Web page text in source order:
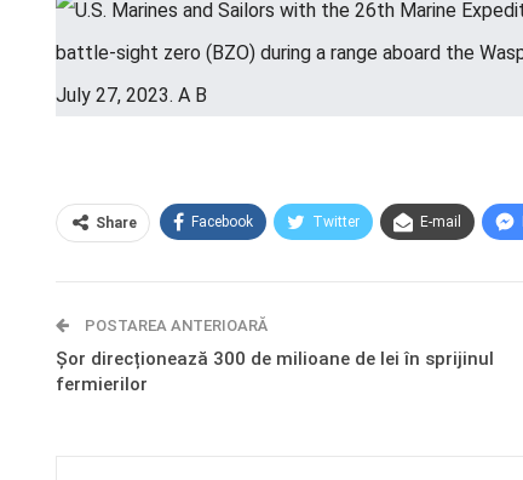
Share Facebook Twitter E-mail
POSTAREA ANTERIOARĂ
Șor direcționează 300 de milioane de lei în sprijinul
fermierilor